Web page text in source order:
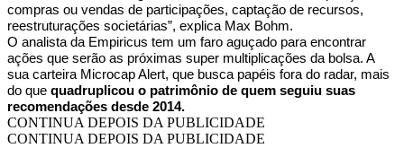
compras ou vendas de participações, captação de recursos,
reestruturações societárias”, explica Max Bohm.
O analista da Empiricus tem um faro aguçado para encontrar
ações que serão as próximas super multiplicações da bolsa. A
sua carteira Microcap Alert, que busca papéis fora do radar, mais
do que quadruplicou o patrimônio de quem seguiu suas
recomendações desde 2014.
CONTINUA DEPOIS DA PUBLICIDADE
CONTINUA DEPOIS DA PUBLICIDADE